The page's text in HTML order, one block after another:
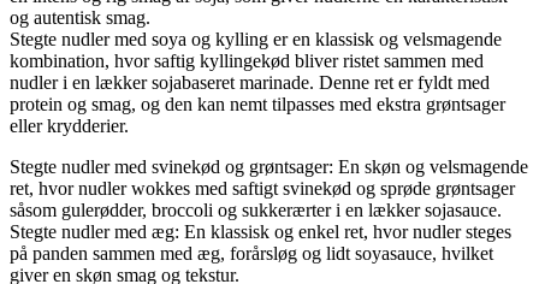
og autentisk smag.
Stegte nudler med soya og kylling er en klassisk og velsmagende
kombination, hvor saftig kyllingekød bliver ristet sammen med
nudler i en lækker sojabaseret marinade. Denne ret er fyldt med
protein og smag, og den kan nemt tilpasses med ekstra grøntsager
eller krydderier.
Stegte nudler med svinekød og grøntsager: En skøn og velsmagende
ret, hvor nudler wokkes med saftigt svinekød og sprøde grøntsager
såsom gulerødder, broccoli og sukkerærter i en lækker sojasauce.
Stegte nudler med æg: En klassisk og enkel ret, hvor nudler steges
på panden sammen med æg, forårsløg og lidt soyasauce, hvilket
giver en skøn smag og tekstur.